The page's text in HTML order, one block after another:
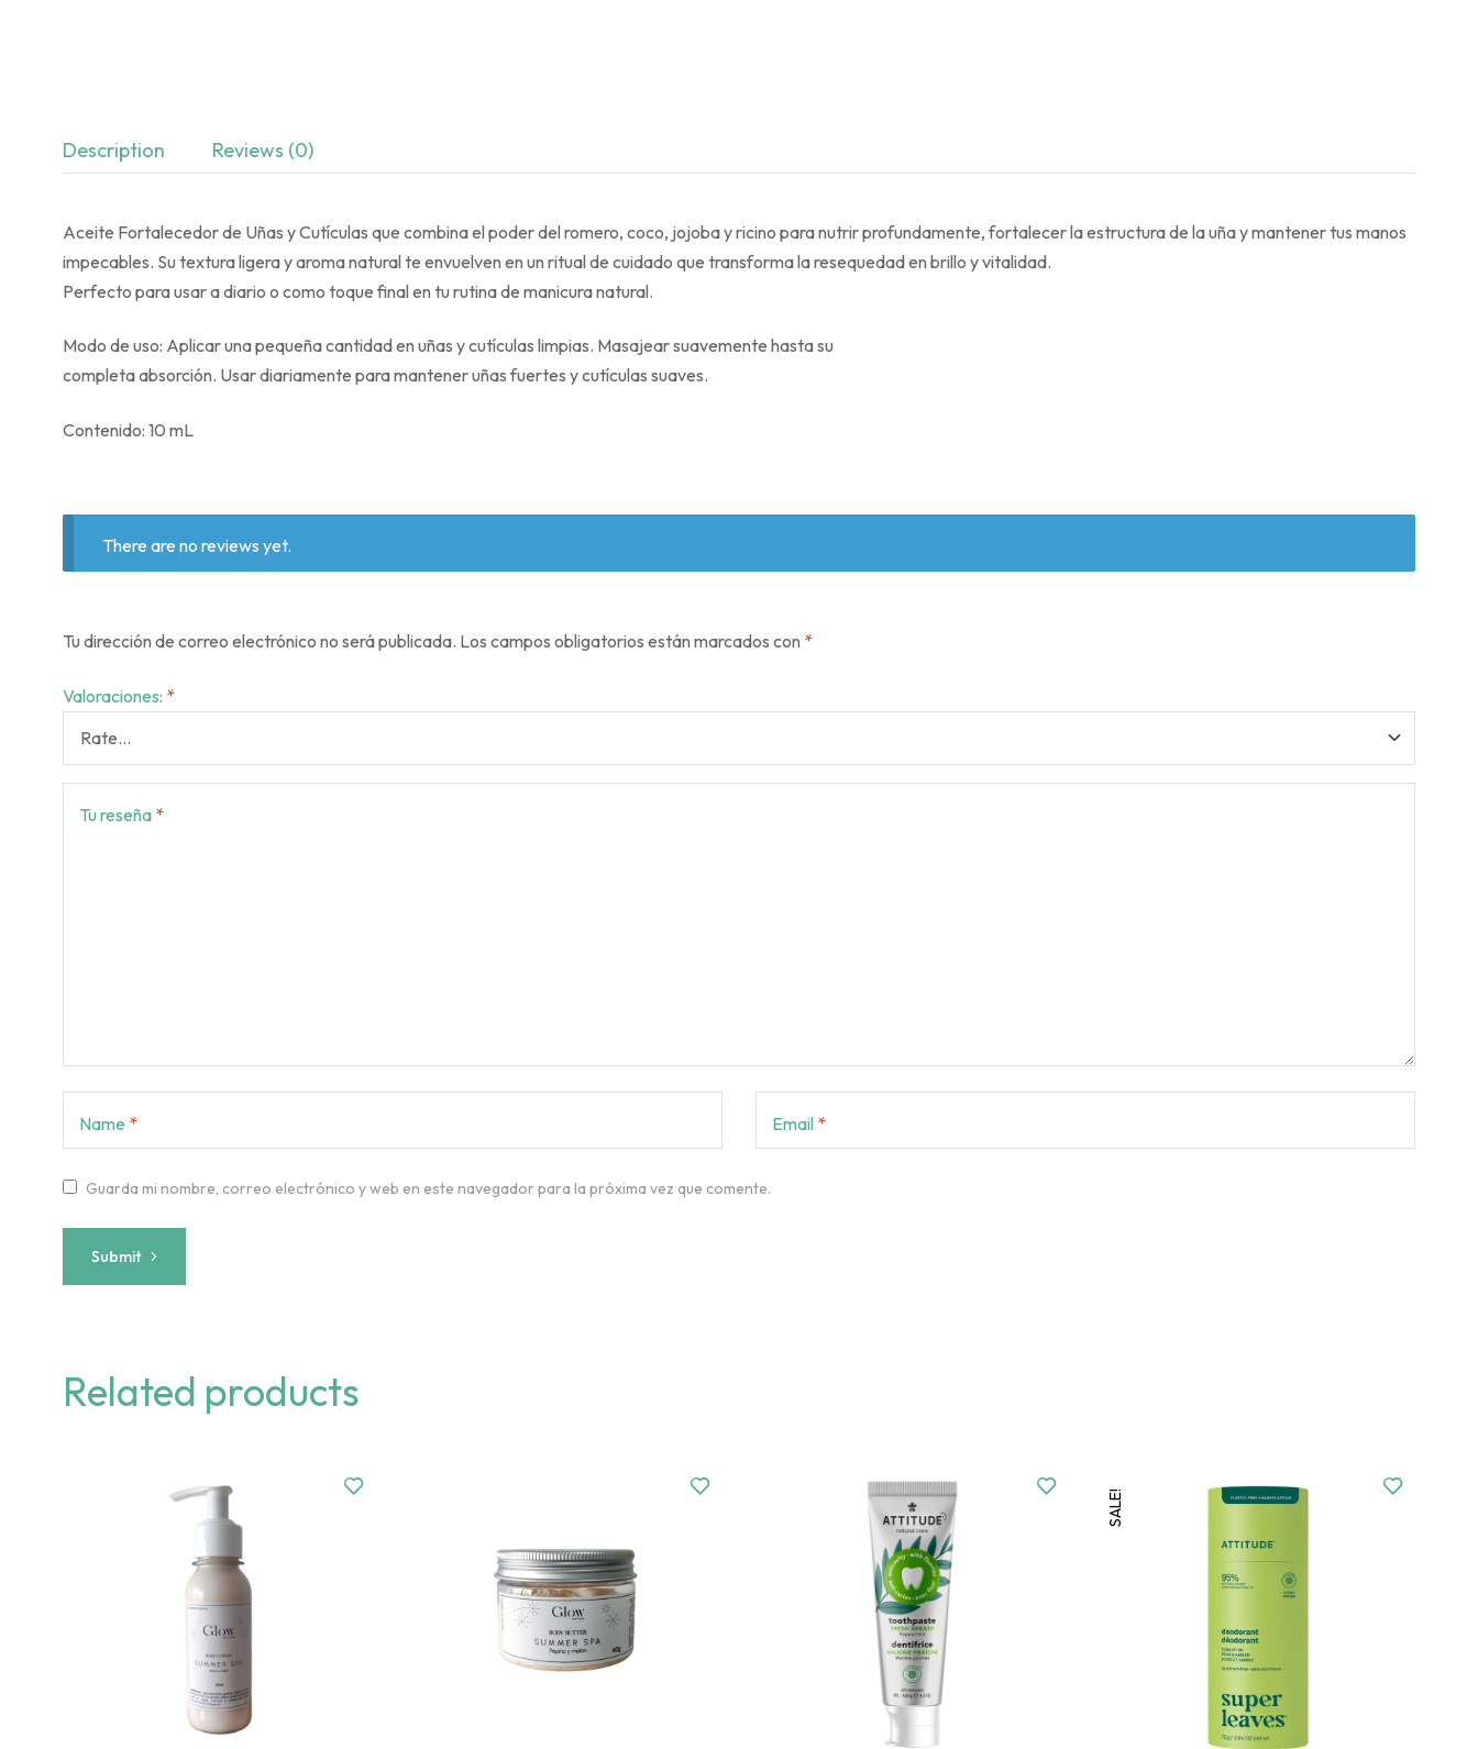
Description Reviews (0)
Aceite Fortalecedor de Uñas y Cutículas que combina el poder del romero, coco, jojoba y ricino para nutrir profundamente, fortalecer la estructura de la uña y mantener tus manos
impecables. Su textura ligera y aroma natural te envuelven en un ritual de cuidado que transforma la resequedad en brillo y vitalidad.
Perfecto para usar a diario o como toque final en tu rutina de manicura natural.
Modo de uso: Aplicar una pequeña cantidad en uñas y cutículas limpias. Masajear suavemente hasta su
completa absorción. Usar diariamente para mantener uñas fuertes y cutículas suaves.
Contenido: 10 mL
There are no reviews yet.
Tu dirección de correo electrónico no será publicada. Los campos obligatorios están marcados con *
Valoraciones: *
Tu reseña *
Name * Email *
Guarda mi nombre, correo electrónico y web en este navegador para la próxima vez que comente.
Submit
Related products
SALE!